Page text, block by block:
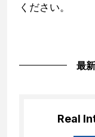
ください。
最
Real